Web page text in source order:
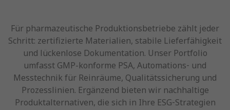
Für pharmazeutische Produktionsbetriebe zählt jeder
Schritt: zertifizierte Materialien, stabile Lieferfähigkeit
und lückenlose Dokumentation. Unser Portfolio
umfasst GMP-konforme PSA, Automations‑ und
Messtechnik für Reinräume, Qualitätssicherung und
Prozesslinien. Ergänzend bieten wir nachhaltige
Produktalternativen, die sich in Ihre ESG‑Strategien